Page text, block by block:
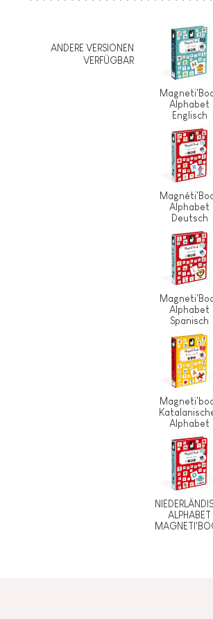
ANDERE VERSIONEN
VERFÜGBAR
Alphabet
Englisch
Alphabet
Deutsch
Alphabet
Spanisch
Alphabet
ALPHABET